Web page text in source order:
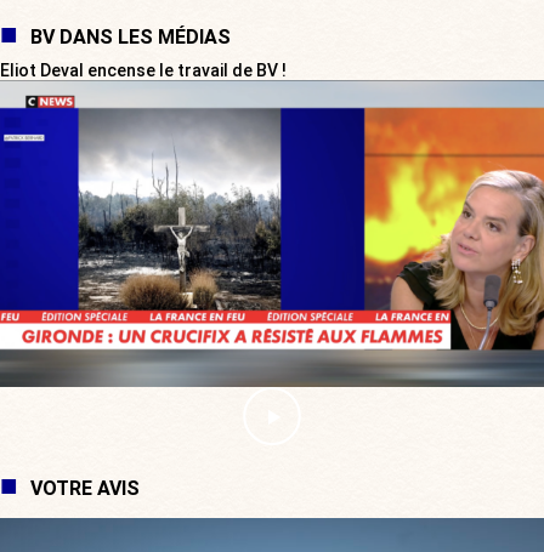
BV DANS LES MÉDIAS
Eliot Deval encense le travail de BV !
VOTRE AVIS